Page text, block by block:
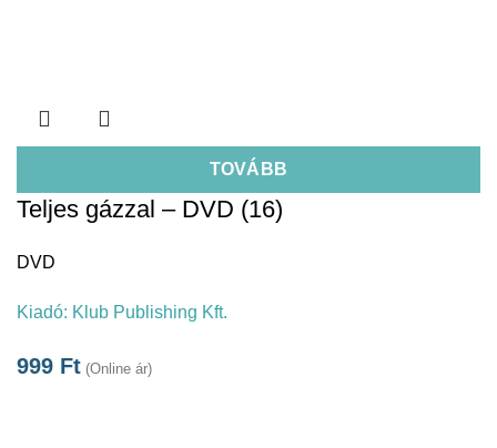
TOVÁBB
Teljes gázzal – DVD (16)
DVD
Kiadó: Klub Publishing Kft.
999 Ft (Online ár)